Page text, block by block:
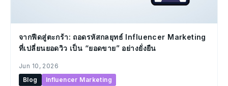
จากฟีดสู่ตะกร้า: ถอดรหัสกลยุทธ์ Influencer Marketing
ที่เปลี่ยนยอดวิว เป็น “ยอดขาย” อย่างยั่งยืน
Jun 10, 2026
Blog
Influencer Marketing